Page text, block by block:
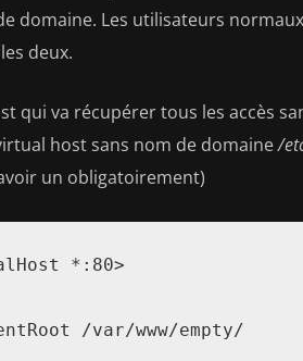
domaine. Les utilisateurs
deux.
qui va récupérer tous les accès
host sans nom de domaine/
un obligatoirement)
*:80>
/var/www/empty/